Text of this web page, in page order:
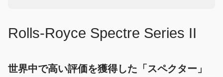
Rolls-Royce Spectre Series II
世界中で高い評価を獲得した「スペクター」